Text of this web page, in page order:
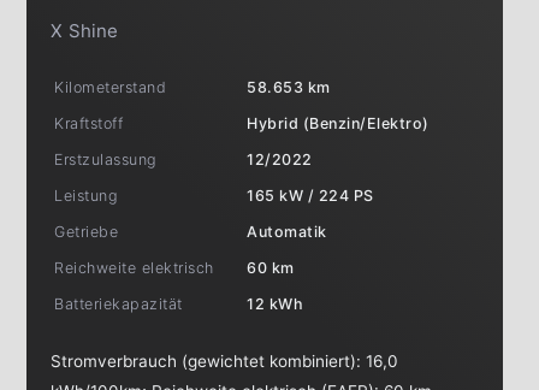
X Shine
Kilometerstand
58.653 km
Kraftstoff
Hybrid (Benzin/Elektro)
Erstzulassung
12/2022
Leistung
165 kW / 224 PS
Getriebe
Automatik
Reichweite elektrisch
60 km
Batteriekapazität
12 kWh
Stromverbrauch (gewichtet kombiniert):16,0